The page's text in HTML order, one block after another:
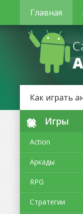
Главная
Как играть
Игры
Action
Аркады
RPG
Стратегии